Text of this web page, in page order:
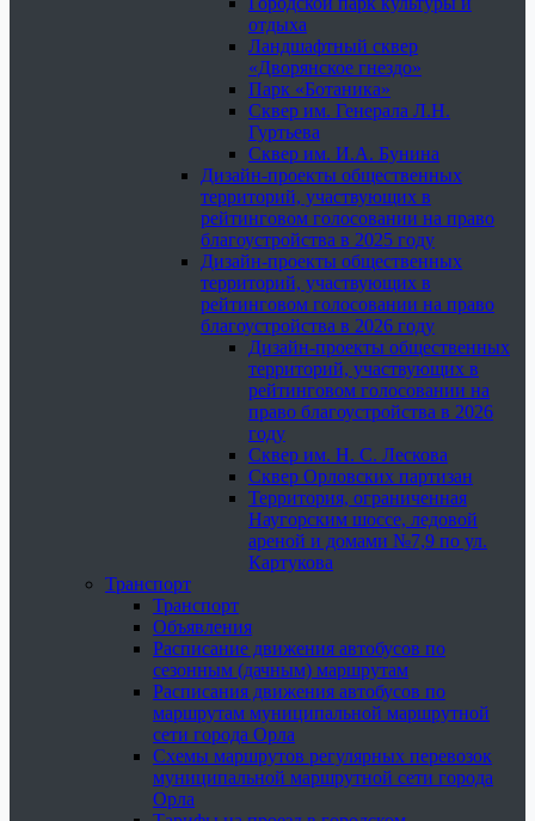
отдыха
Ландшафтный сквер
«Дворянское гнездо»
Парк «Ботаника»
Сквер им. Генерала Л.Н.
Гуртьева
Сквер им. И.А. Бунина
Дизайн-проекты общественных
территорий, участвующих в
рейтинговом голосовании на право
благоустройства в 2025 году
Дизайн-проекты общественных
территорий, участвующих в
рейтинговом голосовании на право
благоустройства в 2026 году
Дизайн-проекты общественных
территорий, участвующих в
рейтинговом голосовании на
право благоустройства в 2026
году
Сквер им. Н. С. Лескова
Сквер Орловских партизан
Территория, ограниченная
Наугорским шоссе, ледовой
ареной и домами №7,9 по ул.
Картукова
Транспорт
Транспорт
Объявления
Расписание движения автобусов по
сезонным (дачным) маршрутам
Расписания движения автобусов по
маршрутам муниципальной маршрутной
сети города Орла
Схемы маршрутов регулярных перевозок
муниципальной маршрутной сети города
Орла